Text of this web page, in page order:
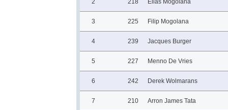
2 218 Elias Mogolana
3 225 Filip Mogolana
4 239 Jacques Burger
5 227 Menno De Vries
6 242 Derek Wolmarans
7 210 Arron James Tata